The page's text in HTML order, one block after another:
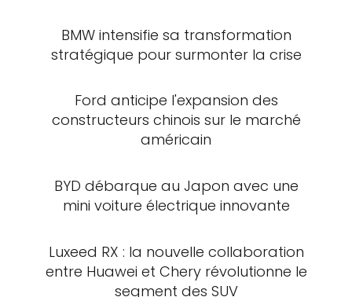
BMW intensifie sa transformation
stratégique pour surmonter la crise
Ford anticipe l'expansion des
constructeurs chinois sur le marché
américain
BYD débarque au Japon avec une
mini voiture électrique innovante
Luxeed RX : la nouvelle collaboration
entre Huawei et Chery révolutionne le
segment des SUV